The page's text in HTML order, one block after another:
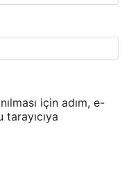
için adım, e-